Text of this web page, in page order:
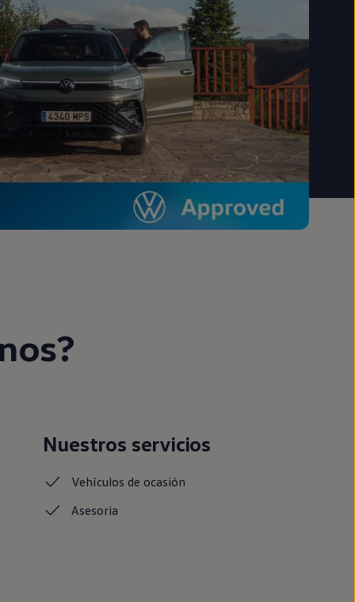
Nuestros servicios
Vehículos de ocasión
Asesoria